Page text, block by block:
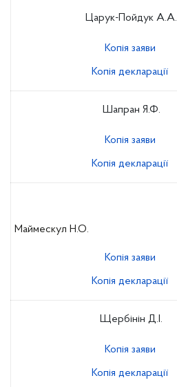
Царук-Пойдук А.А.
Копія заяви
Копія декларації
Шапран Я.Ф.
Копія заяви
Копія декларації
Маймескул Н.О.
Копія заяви
Копія декларації
Щербінін Д.І.
Копія заяви
Копія декларації